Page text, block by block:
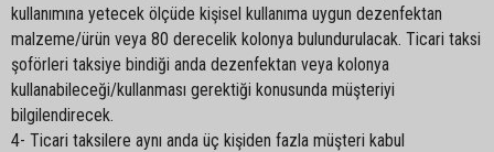
kullanımına yetecek ölçüde kişisel kullanıma uygun dezenfektan
malzeme/ürün veya 80 derecelik kolonya bulundurulacak. Ticari taksi
şoförleri taksiye bindiği anda dezenfektan veya kolonya
kullanabileceği/kullanması gerektiği konusunda müşteriyi
bilgilendirecek.
4- Ticari taksilere aynı anda üç kişiden fazla müşteri kabul